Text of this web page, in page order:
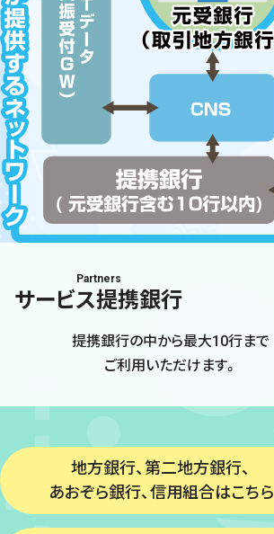
Partners
サービス提携銀行
提携銀行の中から最大10行まで
ご利用いただけます。
地方銀行、第二地方銀行、
あおぞら銀行、信用組合はこちら